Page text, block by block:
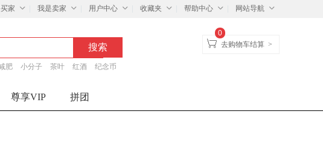
家 我是卖家 用户中心 收藏夹 帮助中心 网站导航
肥 小分子 茶叶 红酒 纪念币
去购物车结算 >
0
尊享VIP 拼团